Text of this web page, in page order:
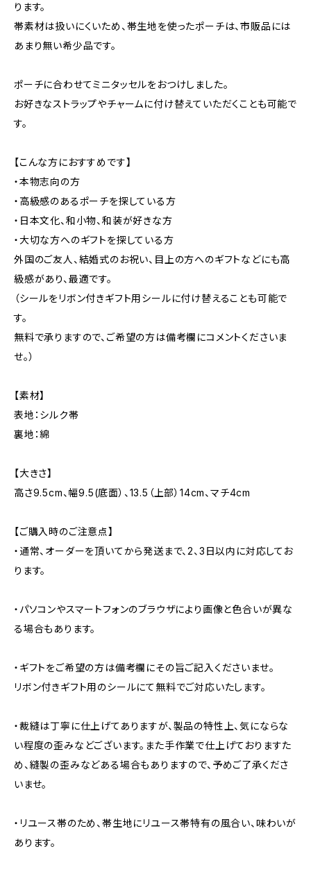
ります。
帯素材は扱いにくいため、帯生地を使ったポーチは、市販品には
あまり無い希少品です。
ポーチに合わせてミニタッセルをおつけしました。
お好きなストラップやチャームに付け替えていただくことも可能で
す。
【こんな方におすすめです】
・本物志向の方
・高級感のあるポーチを探している方
・日本文化、和小物、和装が好きな方
・大切な方へのギフトを探している方
外国のご友人、結婚式のお祝い、目上の方へのギフトなどにも高
級感があり、最適です。
（シールをリボン付きギフト用シールに付け替えることも可能で
す。
無料で承りますので、ご希望の方は備考欄にコメントくださいま
せ。）
【素材】
表地：シルク帯
裏地：綿
【大きさ】
高さ9.5cm、幅9.5(底面）、13.5（上部）14cm、マチ4cm
【ご購入時のご注意点】
・通常、オーダーを頂いてから発送まで、2、3日以内に対応してお
ります。
・パソコンやスマートフォンのブラウザにより画像と色合いが異な
る場合もあります。
・ギフトをご希望の方は備考欄にその旨ご記入くださいませ。
リボン付きギフト用のシールにて無料でご対応いたします。
・裁縫は丁寧に仕上げてありますが、製品の特性上、気にならな
い程度の歪みなどございます。また手作業で仕上げておりますた
め、縫製の歪みなどある場合もありますので、予めご了承くださ
いませ。
・リユース帯のため、帯生地にリユース帯特有の風合い、味わいが
あります。